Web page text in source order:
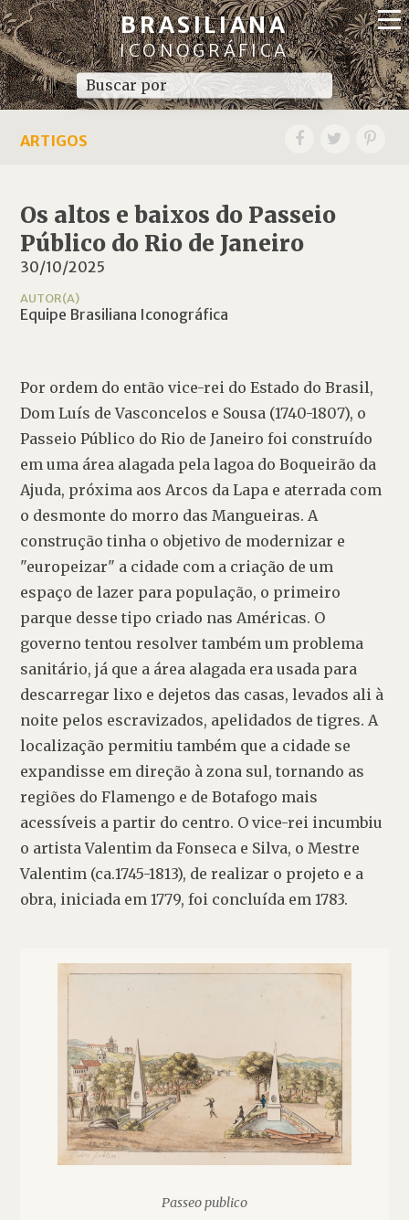
BRASILIANA
ICONOGRÁFICA
ARTIGOS
Os altos e baixos do Passeio
Público do Rio de Janeiro
30/10/2025
AUTOR(A)
Equipe Brasiliana Iconográfica
Por ordem do então vice-rei do Estado do Brasil,
Dom Luís de Vasconcelos e Sousa (1740-1807), o
Passeio Público do Rio de Janeiro foi construído
em uma área alagada pela lagoa do Boqueirão da
Ajuda, próxima aos Arcos da Lapa e aterrada com
o desmonte do morro das Mangueiras. A
construção tinha o objetivo de modernizar e
"europeizar" a cidade com a criação de um
espaço de lazer para população, o primeiro
parque desse tipo criado nas Américas. O
governo tentou resolver também um problema
sanitário, já que a área alagada era usada para
descarregar lixo e dejetos das casas, levados ali à
noite pelos escravizados, apelidados de tigres. A
localização permitiu também que a cidade se
expandisse em direção à zona sul, tornando as
regiões do Flamengo e de Botafogo mais
acessíveis a partir do centro. O vice-rei incumbiu
o artista Valentim da Fonseca e Silva, o Mestre
Valentim (ca.1745-1813), de realizar o projeto e a
obra, iniciada em 1779, foi concluída em 1783.
Passeo publico